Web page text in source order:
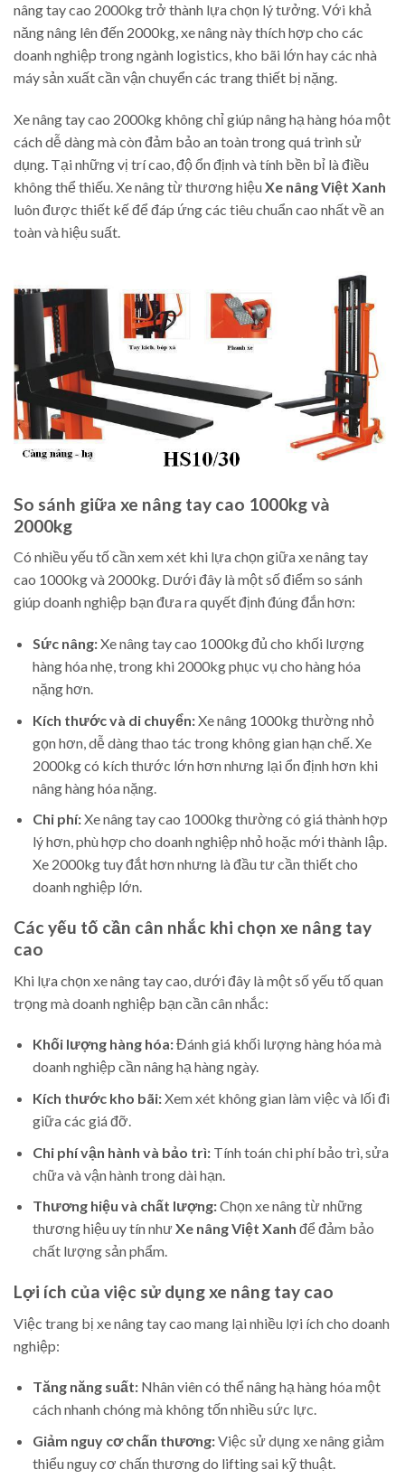
nâng tay cao 2000kg trở thành lựa chọn lý tưởng. Với khả
năng nâng lên đến 2000kg, xe nâng này thích hợp cho các
doanh nghiệp trong ngành logistics, kho bãi lớn hay các nhà
máy sản xuất cần vận chuyển các trang thiết bị nặng.
Xe nâng tay cao 2000kg không chỉ giúp nâng hạ hàng hóa một
cách dễ dàng mà còn đảm bảo an toàn trong quá trình sử
dụng. Tại những vị trí cao, độ ổn định và tính bền bỉ là điều
không thể thiếu. Xe nâng từ thương hiệuXe nâng Việt Xanh
luôn được thiết kế để đáp ứng các tiêu chuẩn cao nhất về an
toàn và hiệu suất.
So sánh giữa xe nâng tay cao 1000kg và
2000kg
Có nhiều yếu tố cần xem xét khi lựa chọn giữa xe nâng tay
cao 1000kg và 2000kg. Dưới đây là một số điểm so sánh
giúp doanh nghiệp bạn đưa ra quyết định đúng đắn hơn:
Sức nâng:Xe nâng tay cao 1000kg đủ cho khối lượng
hàng hóa nhẹ, trong khi 2000kg phục vụ cho hàng hóa
nặng hơn.
Kích thước và di chuyển:Xe nâng 1000kg thường nhỏ
gọn hơn, dễ dàng thao tác trong không gian hạn chế. Xe
2000kg có kích thước lớn hơn nhưng lại ổn định hơn khi
nâng hàng hóa nặng.
Chi phí:Xe nâng tay cao 1000kg thường có giá thành hợp
lý hơn, phù hợp cho doanh nghiệp nhỏ hoặc mới thành lập.
Xe 2000kg tuy đắt hơn nhưng là đầu tư cần thiết cho
doanh nghiệp lớn.
Các yếu tố cần cân nhắc khi chọn xe nâng tay
cao
Khi lựa chọn xe nâng tay cao, dưới đây là một số yếu tố quan
trọng mà doanh nghiệp bạn cần cân nhắc:
Khối lượng hàng hóa:Đánh giá khối lượng hàng hóa mà
doanh nghiệp cần nâng hạ hàng ngày.
Kích thước kho bãi:Xem xét không gian làm việc và lối đi
giữa các giá đỡ.
Chi phí vận hành và bảo trì:Tính toán chi phí bảo trì, sửa
chữa và vận hành trong dài hạn.
Thương hiệu và chất lượng:Chọn xe nâng từ những
thương hiệu uy tín nhưXe nâng Việt Xanh để đảm bảo
chất lượng sản phẩm.
Lợi ích của việc sử dụng xe nâng tay cao
Việc trang bị xe nâng tay cao mang lại nhiều lợi ích cho doanh
nghiệp:
Tăng năng suất:Nhân viên có thể nâng hạ hàng hóa một
cách nhanh chóng mà không tốn nhiều sức lực.
Giảm nguy cơ chấn thương:Việc sử dụng xe nâng giảm
thiểu nguy cơ chấn thương do lifting sai kỹ thuật.